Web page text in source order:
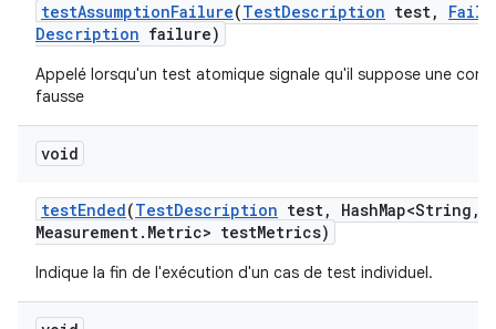
testAssumptionFailure(TestDescription test,
Description failure)
Appelé lorsqu'un test atomique signale qu'il suppose une
fausse
void
testEnded(TestDescription test, HashMap<String ,
Measurement. Metric> testMetrics)
Indique la fin de l'exécution d'un cas de test individuel.